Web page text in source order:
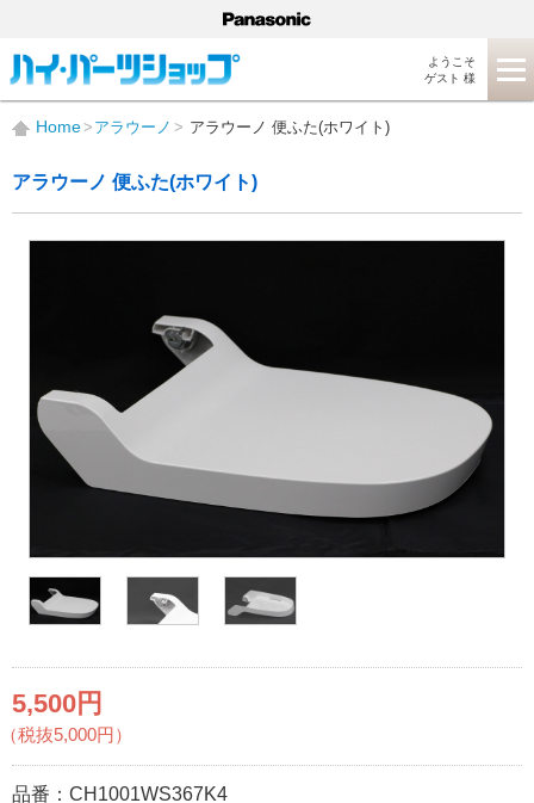
ようこそ
ゲスト 様
Home アラウーノ アラウーノ 便ふた(ホワイト)
アラウーノ 便ふた(ホワイト)
5,500円
（税抜5,000円）
品番： CH1001WS367K4